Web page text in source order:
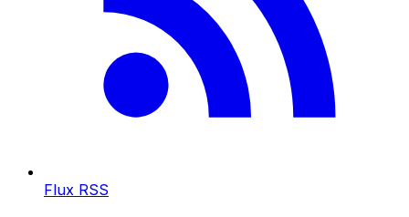
Flux RSS